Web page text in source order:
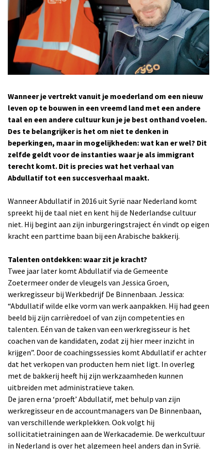
Nieuwsbrieven
Nieuws
Wanneer je vertrekt vanuit je moederland om een nieuw
leven op te bouwen in een vreemd land met een andere
taal en een andere cultuur kun je je best onthand voelen.
Des te belangrijker is het om niet te denken in
beperkingen, maar in mogelijkheden: wat kan er wel? Dit
zelfde geldt voor de instanties waar je als immigrant
terecht komt. Dit is precies wat het verhaal van
Abdullatif tot een succesverhaal maakt.
Wanneer Abdullatif in 2016 uit Syrië naar Nederland komt
spreekt hij de taal niet en kent hij de Nederlandse cultuur
niet. Hij begint aan zijn inburgeringstraject én vindt op eigen
kracht een parttime baan bij een Arabische bakkerij.
Talenten ontdekken: waar zit je kracht?
Twee jaar later komt Abdullatif via de Gemeente
Zoetermeer onder de vleugels van Jessica Groen,
werkregisseur bij Werkbedrijf De Binnenbaan. Jessica:
“Abdullatif wilde elke vorm van werk aanpakken. Hij had geen
beeld bij zijn carrièredoel of van zijn competenties en
talenten. Eén van de taken van een werkregisseur is het
coachen van de kandidaten, zodat zij hier meer inzicht in
krijgen”. Door de coachingssessies komt Abdullatif er achter
dat het verkopen van producten hem niet ligt. In overleg
met de bakkerij heeft hij zijn werkzaamheden kunnen
uitbreiden met administratieve taken.
De jaren erna ‘proeft’ Abdullatif, met behulp van zijn
werkregisseur en de accountmanagers van De Binnenbaan,
van verschillende werkplekken. Ook volgt hij
sollicitatietrainingen aan de Werkacademie. De werkcultuur
in Nederland is over het algemeen heel anders dan in Syrië.